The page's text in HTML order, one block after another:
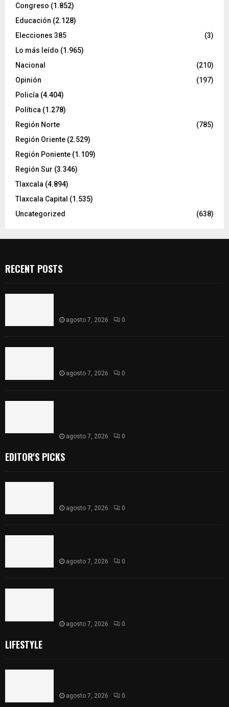
Congreso (1.852)
Educación (2.128)
Elecciones 385
(3)
Lo más leído (1.965)
Nacional
(210)
Opinión
(197)
Policía (4.404)
Política (1.278)
Región Norte
(785)
Región Oriente (2.529)
Región Poniente (1.109)
Región Sur (3.346)
Tlaxcala (4.894)
Tlaxcala Capital (1.535)
Uncategorized
(638)
RECENT POSTS
agosto 7, 2026 0
agosto 7, 2026 0
agosto 7, 2026 0
EDITOR'S PICKS
agosto 7, 2026 0
agosto 7, 2026 0
agosto 7, 2026 0
LIFESTYLE
agosto 7, 2026 0